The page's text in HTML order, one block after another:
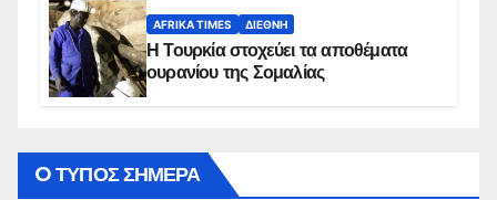
AFRIKA TIMES ΔΙΕΘΝΉ
Η Τουρκία στοχεύει τα αποθέματα
ουρανίου της Σομαλίας
O ΤΥΠΟΣ ΣΗΜΕΡΑ